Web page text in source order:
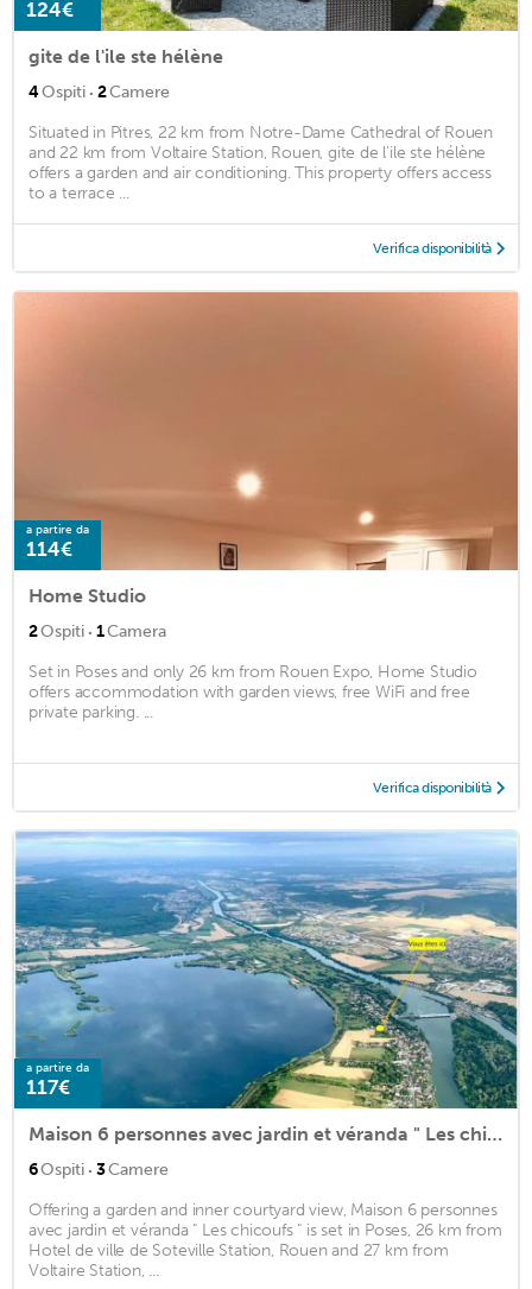
124€
gite de l'ile ste hélène
4Ospiti · 2Camere
Situated in Pitres, 22 km from Notre-Dame Cathedral of Rouen
and 22 km from Voltaire Station, Rouen, gite de l'ile ste hélène
offers a garden and air conditioning. This property offers access
to a terrace ...
Verifica disponibilità
a partire da
114€
Home Studio
2Ospiti · 1Camera
Set in Poses and only 26 km from Rouen Expo, Home Studio
offers accommodation with garden views, free WiFi and free
private parking. ...
Verifica disponibilità
a partire da
117€
Maison 6 personnes avec jardin et véranda " Les chicoufs "
6Ospiti · 3Camere
Offering a garden and inner courtyard view, Maison 6 personnes
avec jardin et véranda " Les chicoufs " is set in Poses, 26 km from
Hotel de ville de Soteville Station, Rouen and 27 km from
Voltaire Station, ...